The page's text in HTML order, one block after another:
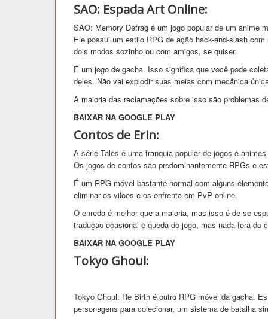
SAO: Espada Art Online:
SAO: Memory Defrag é um jogo popular de um anime
Ele possui um estilo RPG de ação hack-and-slash
dois modos sozinho ou com amigos, se quiser.
É um jogo de gacha. Isso significa que você pode
deles. Não vai explodir suas meias com mecânica
A maioria das reclamações sobre isso são problemas
BAIXAR NA GOOGLE PLAY
Contos de Erin:
A série Tales é uma franquia popular de jogos e
Os jogos de contos são predominantemente RPGs e
É um RPG móvel bastante normal com alguns
eliminar os vilões e os enfrenta em PvP online.
O enredo é melhor que a maioria, mas isso é de se
tradução ocasional e queda do jogo, mas nada fora
BAIXAR NA GOOGLE PLAY
Tokyo Ghoul:
Tokyo Ghoul: Re Birth é outro RPG móvel da gacha.
personagens para colecionar, um sistema de batalha